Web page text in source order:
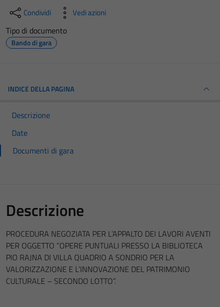
Condividi Vedi azioni
Tipo di documento
Bando di gara
INDICE DELLA PAGINA
Descrizione
Date
Documenti di gara
Descrizione
PROCEDURA NEGOZIATA PER L’APPALTO DEI LAVORI AVENTI
PER OGGETTO “OPERE PUNTUALI PRESSO LA BIBLIOTECA
PIO RAJNA DI VILLA QUADRIO A SONDRIO PER LA
VALORIZZAZIONE E L’INNOVAZIONE DEL PATRIMONIO
CULTURALE – SECONDO LOTTO”.